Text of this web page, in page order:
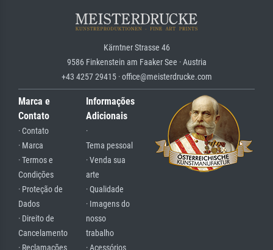
Kärntner Strasse 46
9586 Finkenstein am Faaker See · Austria
+43 4257 29415 · office@meisterdrucke.com
Marca e
Contato
· Contato
· Marca
· Termos e
Condições
· Proteção de
Dados
· Direito de
Cancelamento
· Reclamações
Informações
Adicionais
·
Tema pessoal
· Venda sua
arte
· Qualidade
· Imagens do
nosso
trabalho
· Acessórios